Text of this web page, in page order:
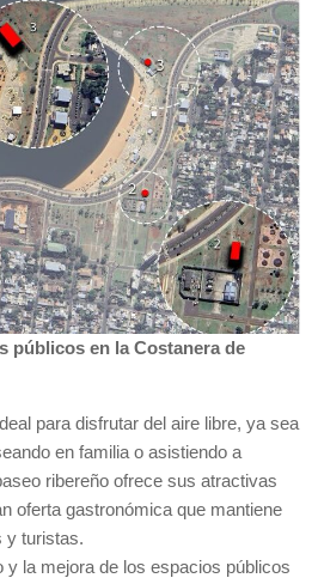
públicos en la Costanera de
para disfrutar del aire libre, ya sea
en familia o asistiendo a
ribereño ofrece sus atractivas
oferta gastronómica que mantiene
y turistas.
y la mejora de los espacios públicos